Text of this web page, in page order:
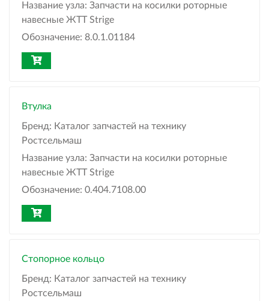
Название узла: Запчасти на косилки роторные
навесные ЖТТ Strige
Обозначение: 8.0.1.01184
Втулка
Бренд: Каталог запчастей на технику
Ростсельмаш
Название узла: Запчасти на косилки роторные
навесные ЖТТ Strige
Обозначение: 0.404.7108.00
Стопорное кольцо
Бренд: Каталог запчастей на технику
Ростсельмаш